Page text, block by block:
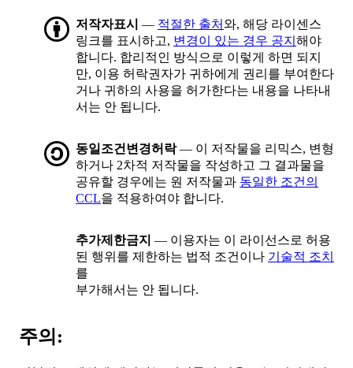
저작자표시 — 적절한 출처와, 해당 라이센스
링크를 표시하고, 변경이 있는 경우 공지 해야
합니다. 합리적인 방식으로 이렇게 하면 되지
만, 이용 허락권자가 귀하에게 권리를 부여한다
거나 귀하의 사용을 허가한다는 내용을 나타내
서는 안 됩니다.
동일조건변경허락— 이 저작물을 리믹스, 변형
하거나 2차적 저작물을 작성하고 그 결과물을
공유할 경우에는 원 저작물과 동일한 조건의
CCL을 적용하여야 합니다.
추가제한금지 — 이용자는 이 라이선스로 허용
된 행위를 제한하는 법적 조건이나 기술적 조치
를
부가해서는 안 됩니다.
주의: